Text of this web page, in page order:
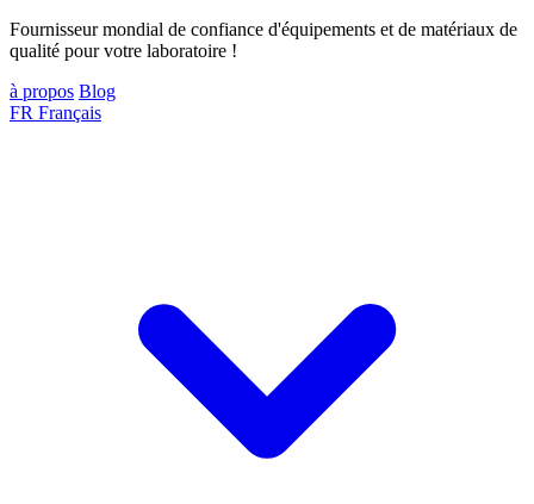
Fournisseur mondial de confiance d'équipements et de matériaux de
qualité pour votre laboratoire !
à propos Blog
FR Français